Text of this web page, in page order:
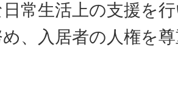
常生活上の支援を
、入居者の人権を